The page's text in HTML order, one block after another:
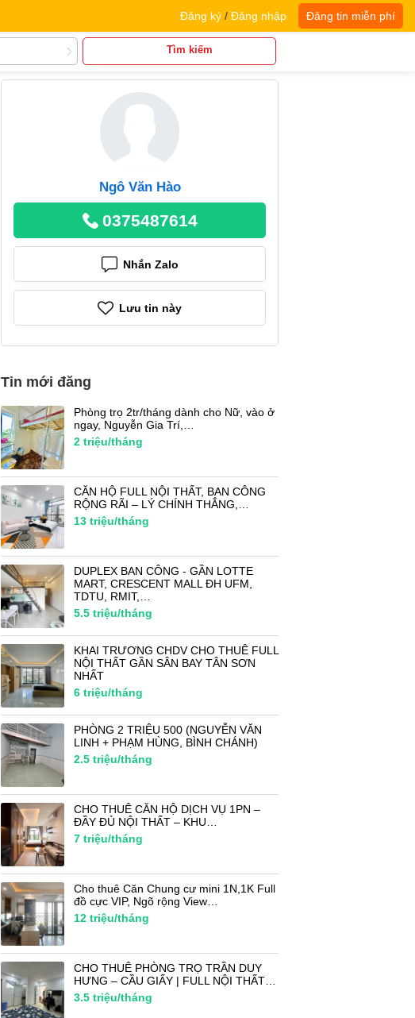
Đăng ký / Đăng nhập Đăng tin miễn phí
Tìm kiếm
Ngô Văn Hào
0375487614
Nhắn Zalo
Lưu tin này
Tin mới đăng
Phòng trọ 2tr/tháng dành cho Nữ, vào ở
ngay, Nguyễn Gia Trí,…
2 triệu/tháng
CĂN HỘ FULL NỘI THẤT, BAN CÔNG
RỘNG RÃI – LÝ CHÍNH THẮNG,…
13 triệu/tháng
DUPLEX BAN CÔNG - GẦN LOTTE
MART, CRESCENT MALL ĐH UFM,
TDTU, RMIT,…
5.5 triệu/tháng
KHAI TRƯƠNG CHDV CHO THUÊ FULL
NỘI THẤT GẦN SÂN BAY TÂN SƠN
NHẤT
6 triệu/tháng
PHÒNG 2 TRIỆU 500 (NGUYỄN VĂN
LINH + PHẠM HÙNG, BÌNH CHÁNH)
2.5 triệu/tháng
CHO THUÊ CĂN HỘ DỊCH VỤ 1PN –
ĐẦY ĐỦ NỘI THẤT – KHU…
7 triệu/tháng
Cho thuê Căn Chung cư mini 1N,1K Full
đồ cực VIP, Ngõ rộng View…
12 triệu/tháng
CHO THUÊ PHÒNG TRỌ TRẦN DUY
HƯNG – CẦU GIẤY | FULL NỘI THẤT…
3.5 triệu/tháng